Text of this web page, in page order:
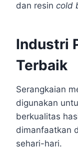
dan resin cold
Industri
Terbaik
Serangkaian
digunakan
berkualitas
dimanfaatkan
sehari-hari.